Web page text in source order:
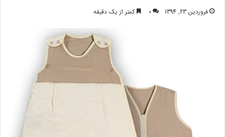
فروردین 23, 1394 0 کمتر از یک دقیقه